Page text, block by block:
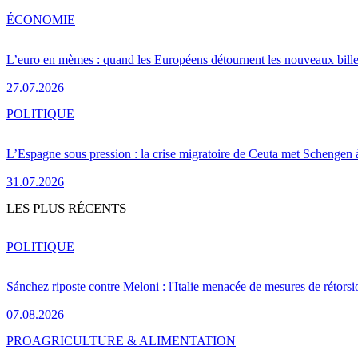
L’euro en mèmes : quand les Européens détournent les nouveaux
27.07.2026
ÉCONOMIE
L’Espagne sous pression : la crise migratoire de Ceuta met Schengen
31.07.2026
POLITIQUE
LES PLUS RÉCENTS
Sánchez riposte contre Meloni : l'Italie menacée de mesures de
07.08.2026
POLITIQUE
PROAGRICULTURE & ALIMENTATION